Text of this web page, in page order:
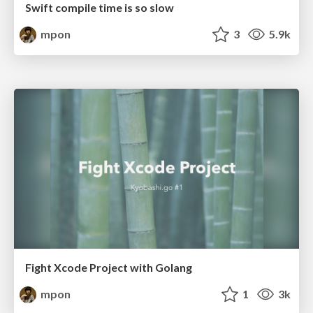
Swift compile time is so slow
mpon
3 5.9k
Fight Xcode Project with Golang
mpon
1 3k